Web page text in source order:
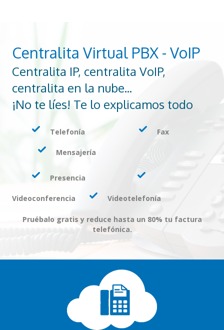
Centralita Virtual PBX - VoIP
Centralita IP, centralita VoIP,
centralita en la nube...
¡No te líes! Te lo explicamos todo
Telefonía Fax
Mensajería
Presencia
Videoconferencia Videotelefonía
Pruébalo gratis y reduce hasta un 80% tu factura
telefónica.